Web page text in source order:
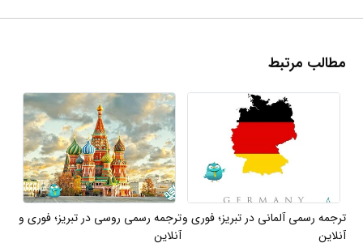
مطالب مرتبط
ترجمه رسمی آلمانی در تبریز؛ فوری و
آنلاین
ترجمه رسمی روسی در تبریز؛ فوری و
آنلاین